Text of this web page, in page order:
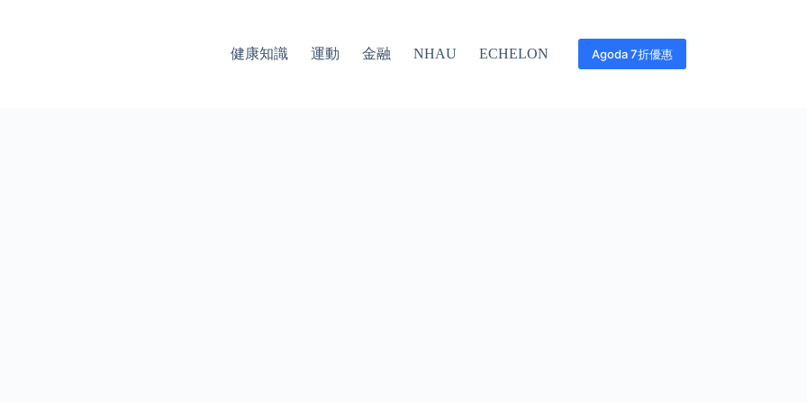
健康知識 運動 金融 NHAU ECHELON Agoda 7折優惠